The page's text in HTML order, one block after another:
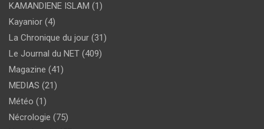
KAMANDIENE ISLAM (1)
Kayanior (4)
La Chronique du jour (31)
Le Journal du NET (409)
Magazine (41)
MEDIAS (21)
Météo (1)
Nécrologie (75)